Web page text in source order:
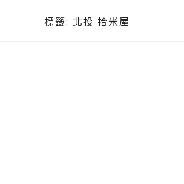
標籤: 北投 拾米屋